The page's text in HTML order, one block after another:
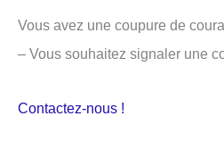
Vous avez une coupure de
– Vous souhaitez signaler une
Contactez-nous !